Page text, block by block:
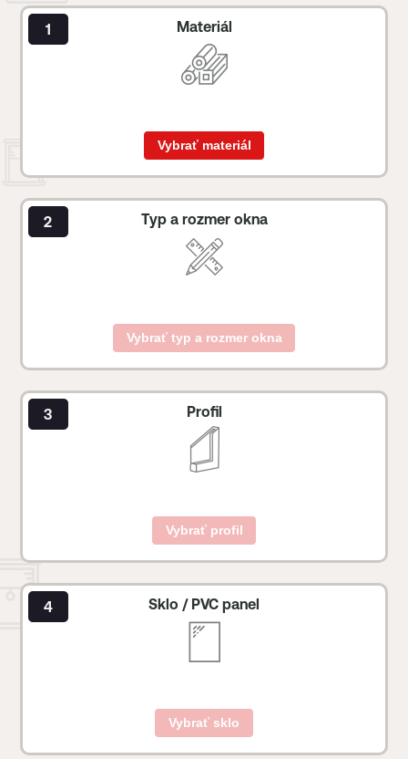
Materiál
Vybrať materiál
Typ a rozmer okna
Vybrať typ a rozmer okna
Profil
Vybrať profil
Sklo / PVC panel
Vybrať sklo